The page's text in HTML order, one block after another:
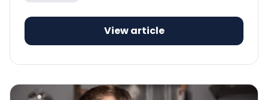
View article